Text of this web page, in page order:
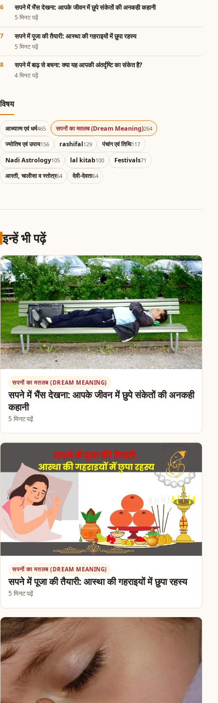
सपने में भैंस देखना: आपके जीवन में छुपे संकेतों की अनकही कहानी
5 मिनट पढ़ें
सपने में पूजा की तैयारी: आस्था की गहराइयों में छुपा रहस्य
5 मिनट पढ़ें
सपने में बाढ़ से बचना: क्या यह आपकी अंतर्दृष्टि का संकेत है?
4 मिनट पढ़ें
विषय
आध्यात्म एवं धर्म465 सपनों का मतलब (Dream Meaning)264
ज्योतिष एवं उपाय156 rashifal129 पंचांग एवं तिथि117
Nadi Astrology105 lal kitab100 Festivals71
आरती, चालीसा व स्तोत्र64 देवी-देवता64
इन्हें भी पढ़ें
सपनों का मतलब (DREAM MEANING)
सपने में भैंस देखना: आपके जीवन में छुपे संकेतों की अनकही
कहानी
5 मिनट पढ़ें
सपनों का मतलब (DREAM MEANING)
सपने में पूजा की तैयारी: आस्था की गहराइयों में छुपा रहस्य
5 मिनट पढ़ें